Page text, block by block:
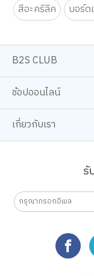
สีอะคริลิค
บอร์ด
B2S CLUB
ช้อปออนไลน์
เกี่ยวกับเรา
รั